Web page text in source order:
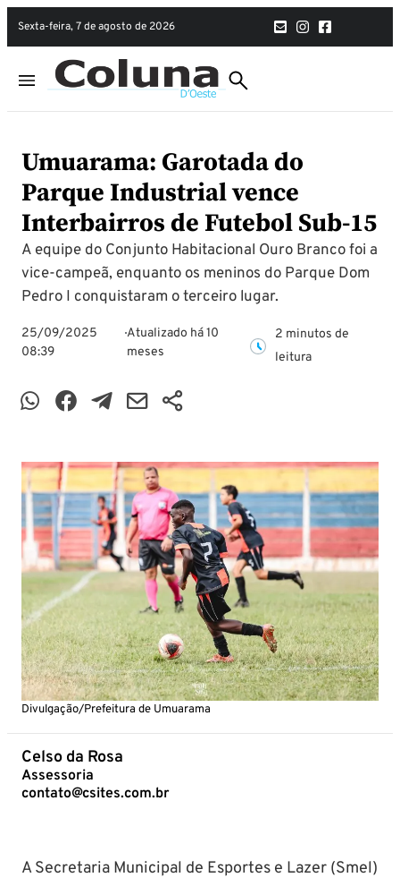
sexta-feira, 7 de agosto de 2026
Umuarama: Garotada do
Parque Industrial vence
Interbairros de Futebol Sub-15
A equipe do Conjunto Habitacional Ouro Branco foi a
vice-campeã, enquanto os meninos do Parque Dom
Pedro I conquistaram o terceiro lugar.
25/09/2025
08:39
Atualizado há 10
meses
2 minutos de
leitura
Divulgação/Prefeitura de Umuarama
Celso da Rosa
Assessoria
contato@csites.com.br
A Secretaria Municipal de Esportes e Lazer (Smel)